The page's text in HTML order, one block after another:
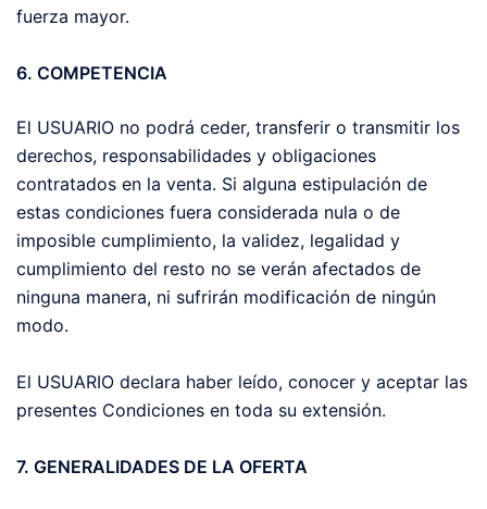
fuerza mayor.
6. COMPETENCIA
El USUARIO no podrá ceder, transferir o transmitir los
derechos, responsabilidades y obligaciones
contratados en la venta. Si alguna estipulación de
estas condiciones fuera considerada nula o de
imposible cumplimiento, la validez, legalidad y
cumplimiento del resto no se verán afectados de
ninguna manera, ni sufrirán modificación de ningún
modo.
El USUARIO declara haber leído, conocer y aceptar las
presentes Condiciones en toda su extensión.
7. GENERALIDADES DE LA OFERTA